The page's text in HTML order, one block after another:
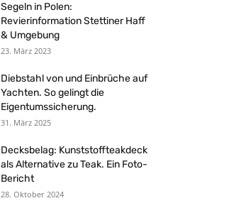
Segeln in Polen:
Revierinformation Stettiner Haff
& Umgebung
23. März 2023
Diebstahl von und Einbrüche auf
Yachten. So gelingt die
Eigentumssicherung.
31. März 2025
Decksbelag: Kunststoffteakdeck
als Alternative zu Teak. Ein Foto-
Bericht
28. Oktober 2024